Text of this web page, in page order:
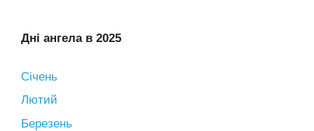
Дні ангела в 2025
Січень
Лютий
Березень